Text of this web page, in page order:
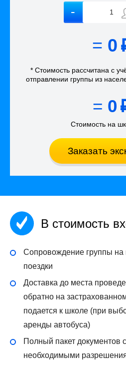
= 0
* Стоимость рассчитана с
отправлении группы из
= 0
Стоимость на
Заказать
В стоимость
Сопровождение группы на
поездки
Доставка до места
обратно на
подается к школе (при
аренды автобуса)
Полный пакет документов
необходимыми